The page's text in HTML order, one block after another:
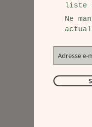
liste
Ne